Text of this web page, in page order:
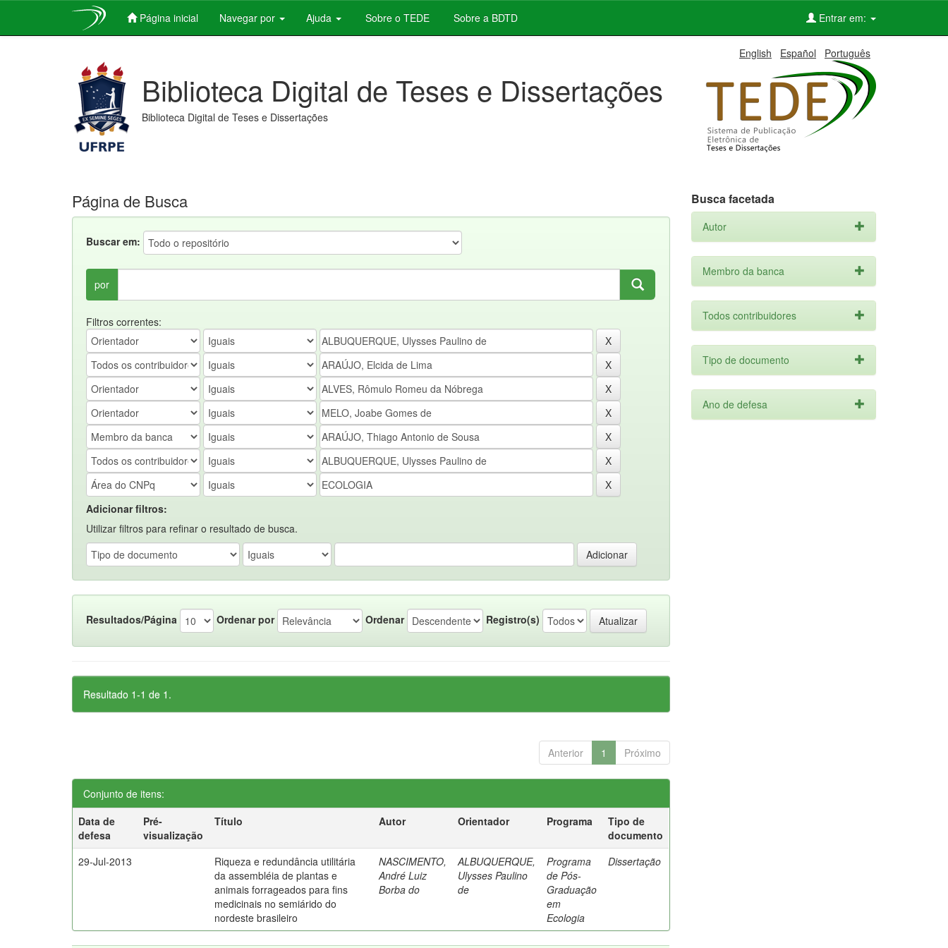
Página inicial Navegar por Ajuda Sobre o TEDE Sobre a BDTD Entrar em:
English Español Português
Biblioteca Digital de Teses e Dissertações
Biblioteca Digital de Teses e Dissertações
Página de Busca
Buscar em:
por
Filtros correntes:
Adicionar filtros:
Utilizar filtros para refinar o resultado de busca.
Resultados/Página Ordenar por Ordenar Registro(s)
Resultado 1-1 de 1.
Anterior 1 Próximo
Conjunto de itens:
Data de
defesa
Pré-
visualização
Título Autor Orientador Programa
Tipo de
documento
29-Jul-2013
Riqueza e redundância utilitária
da assembléia de plantas e
animais forrageados para fins
medicinais no semiárido do
nordeste brasileiro
NASCIMENTO,
André Luiz
Borba do
ALBUQUERQUE,
Ulysses Paulino
de
Programa
de Pós-
Graduação
em
Ecologia
Dissertação
Busca facetada
Autor
Membro da banca
Todos contribuidores
Tipo de documento
Ano de defesa